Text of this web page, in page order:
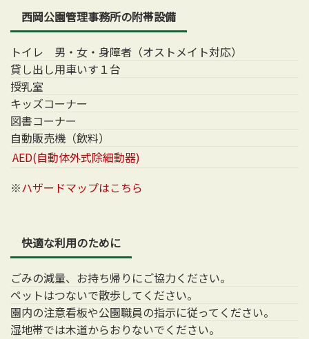
西岡公園管理事務所の附帯設備
トイレ 男・女・身障者（オストメイト対応）
貸し出し用車いす１台
授乳室
キッズコーナー
図書コーナー
自動販売機（飲料）
AED(自動体外式除細動器)
※ハザードマップはこちら
快適な利用のために
ごみの減量、お持ち帰りにご協力ください。
ペットはつないで散歩してください。
園内の注意看板や公園職員の指示に従ってください。
湿地帯では木道からおりないでください。